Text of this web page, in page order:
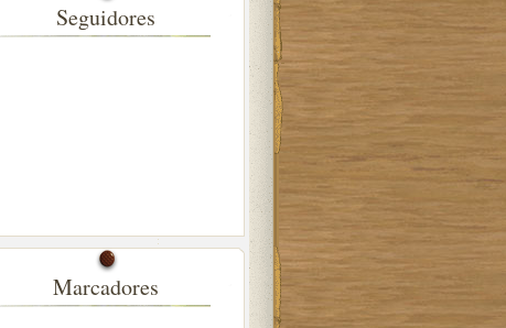
Seguidores
Marcadores